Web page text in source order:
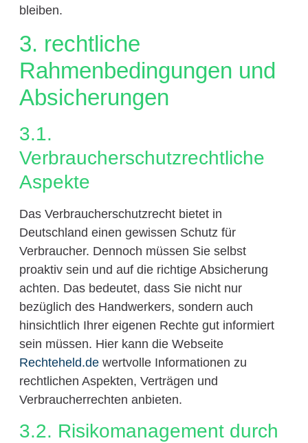
bleiben.
3. rechtliche
Rahmenbedingungen und
Absicherungen
3.1.
Verbraucherschutzrechtliche
Aspekte
Das Verbraucherschutzrecht bietet in
Deutschland einen gewissen Schutz für
Verbraucher. Dennoch müssen Sie selbst
proaktiv sein und auf die richtige Absicherung
achten. Das bedeutet, dass Sie nicht nur
bezüglich des Handwerkers, sondern auch
hinsichtlich Ihrer eigenen Rechte gut informiert
sein müssen. Hier kann die Webseite
Rechteheld.dewertvolle Informationen zu
rechtlichen Aspekten, Verträgen und
Verbraucherrechten anbieten.
3.2. Risikomanagement durch